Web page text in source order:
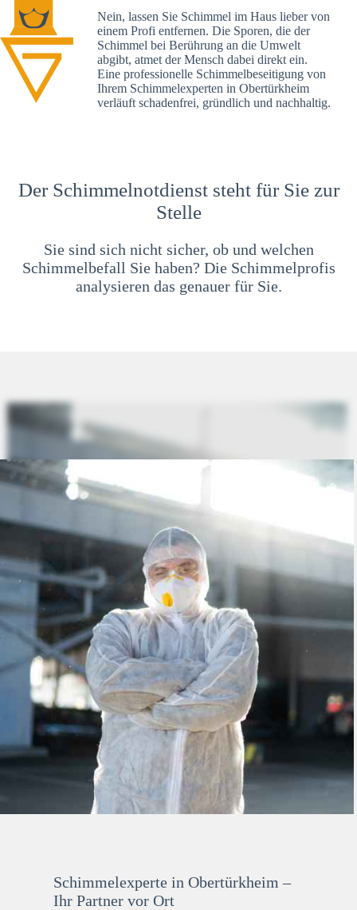
Nein, lassen Sie Schimmel im Haus lieber von
einem Profi entfernen. Die Sporen, die der
Schimmel bei Berührung an die Umwelt
abgibt, atmet der Mensch dabei direkt ein.
Eine professionelle Schimmelbeseitigung von
Ihrem Schimmelexperten in Obertürkheim
verläuft schadenfrei, gründlich und nachhaltig.
Der Schimmelnotdienst steht für Sie zur
Stelle
Sie sind sich nicht sicher, ob und welchen
Schimmelbefall Sie haben? Die Schimmelprofis
analysieren das genauer für Sie.
Schimmelexperte in Obertürkheim –
Ihr Partner vor Ort